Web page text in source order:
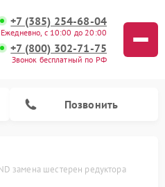
+7 (385) 254-68-04
Ежедневно, с 10:00 до 20:00
+7 (800) 302-71-75
Звонок бесплатный по РФ
Позвонить
замена шестерен редуктора